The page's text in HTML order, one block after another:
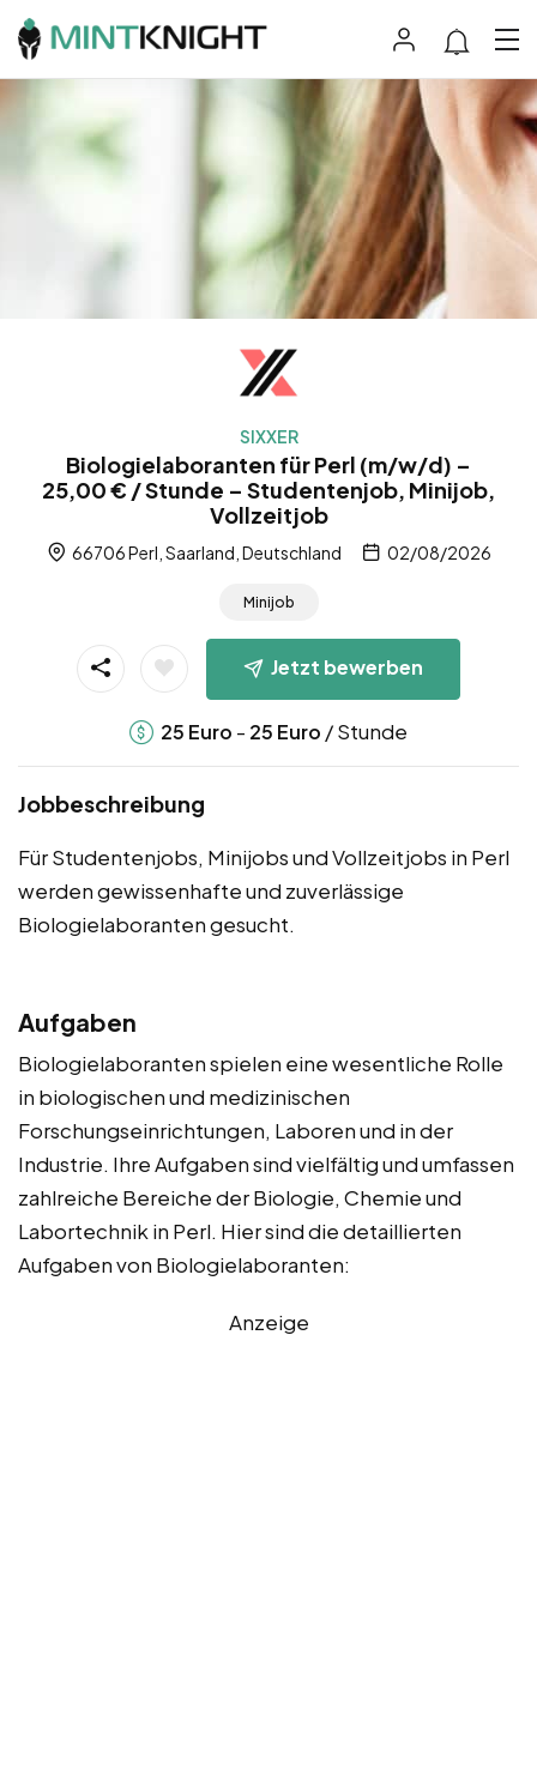
SIXXER
Biologielaboranten für Perl (m/w/d) –
25,00 € / Stunde – Studentenjob, Minijob,
Vollzeitjob
66706 Perl, Saarland, Deutschland 02/08/2026
Minijob
Jetzt bewerben
25 Euro - 25 Euro / Stunde
Jobbeschreibung
Für Studentenjobs, Minijobs und Vollzeitjobs in Perl
werden gewissenhafte und zuverlässige
Biologielaboranten gesucht.
Aufgaben
Biologielaboranten spielen eine wesentliche Rolle
in biologischen und medizinischen
Forschungseinrichtungen, Laboren und in der
Industrie. Ihre Aufgaben sind vielfältig und umfassen
zahlreiche Bereiche der Biologie, Chemie und
Labortechnik in Perl. Hier sind die detaillierten
Aufgaben von Biologielaboranten:
Anzeige